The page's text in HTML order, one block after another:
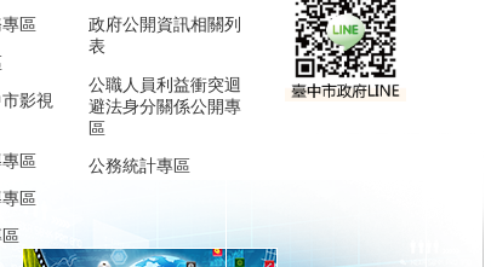
區
影視
區
區
政府公開資訊相關列
表
公職人員利益衝突迴
避法身分關係公開專
區
公務統計專區